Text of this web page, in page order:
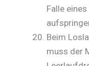
Falle
Beim
muss der